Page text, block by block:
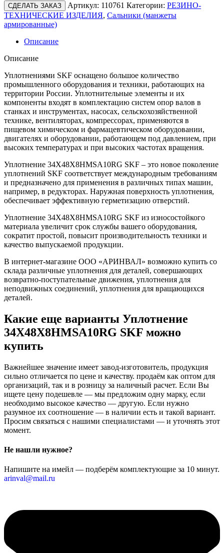
СДЕЛАТЬ ЗАКАЗ Артикул: 110761 Категории: РЕЗИНО-
ТЕХНИЧЕСКИЕ ИЗДЕЛИЯ, Сальники (манжеты
армированные)
Описание
Описание
Уплотнениями SKF оснащено большое количество
промышленного оборудования и техники, работающих на
территории России. Уплотнительные элементы и их
компоненты входят в комплектацию систем опор валов в
станках и инструментах, насосах, сельскохозяйственной
технике, вентиляторах, компрессорах, применяются в
пищевом химическом и фармацевтическом оборудовании,
двигателях и оборудовании, работающем под давлением, при
высоких температурах и при высоких частотах вращения.
Уплотнение 34X48X8HMSA10RG SKF – это новое поколение
уплотнений SKF соответствует международным требованиям
и предназначено для применения в различных типах машин,
например, в редукторах. Наружная поверхность уплотнения,
обеспечивает эффективную герметизацию отверстий.
Уплотнение 34X48X8HMSA10RG SKF из износостойкого
материала увеличит срок службы вашего оборудования,
сократит простой, повысит производительность техники и
качество выпускаемой продукции.
В интернет-магазине ООО «АРИНВАЛ» возможно купить со
склада различные уплотнения для деталей, совершающих
возвратно-поступательные движения, уплотнения для
неподвижных соединений, уплотнения для вращающихся
деталей.
Какие еще варианты Уплотнение
34X48X8HMSA10RG SKF можно
купить
Важнейшее значение имеет завод-изготовитель, продукция
сильно отличается по цене и качеству. продаём как оптом для
организаций, так и в розницу за наличный расчет. Если Вы
ищете цену подешевле — мы предложим одну марку, если
необходимо высокое качество — другую. Если нужно
разумное их соотношение — в наличии есть и такой вариант.
Просим связаться с нашими специалистами — и уточнять этот
момент.
Не нашли нужное?
Напишите на имейл — подберём комплектующие за 10 минут.
arinval@mail.ru